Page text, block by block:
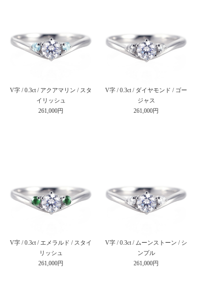
V字 / 0.3ct / アクアマリン / スタ
イリッシュ
261,000円
V字 / 0.3ct / ダイヤモンド / ゴー
ジャス
261,000円
V字 / 0.3ct / エメラルド / スタイ
リッシュ
261,000円
V字 / 0.3ct / ムーンストーン / シ
ンプル
261,000円